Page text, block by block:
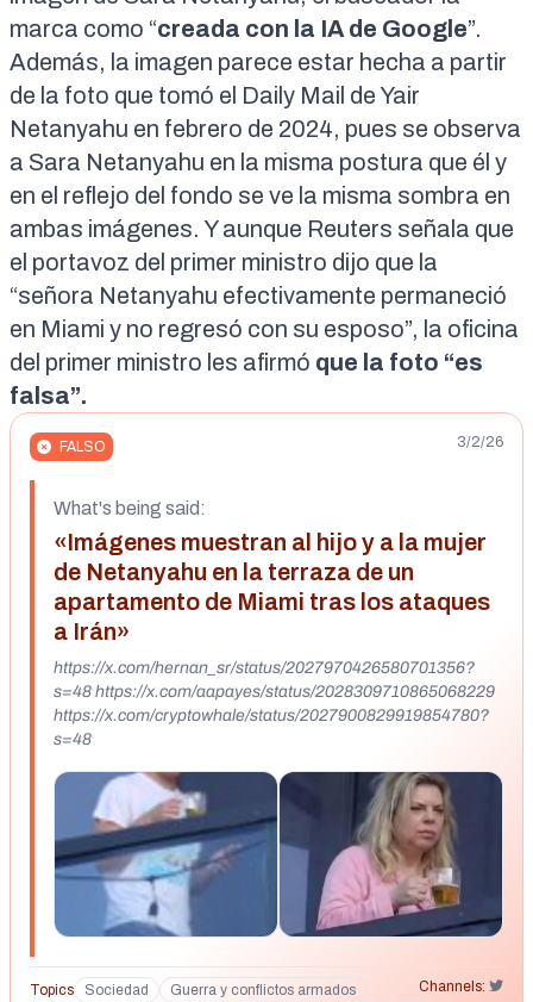
marca como “creada con la IA de Google”.
Además, la imagen parece estar hecha a partir
de la foto que tomó el Daily Mail de Yair
Netanyahu en febrero de 2024, pues se observa
a Sara Netanyahu en la misma postura que él y
en el reflejo del fondo se ve la misma sombra en
ambas imágenes. Y aunque Reuters señala que
el portavoz del primer ministro dijo que la
“señora Netanyahu efectivamente permaneció
en Miami y no regresó con su esposo”, la oficina
del primer ministro les afirmó que la foto “es
falsa”.
FALSO 3/2/26
What's being said:
«Imágenes muestran al hijo y a la mujer
de Netanyahu en la terraza de un
apartamento de Miami tras los ataques
a Irán»
https://x.com/hernan_sr/status/2027970426580701356?
s=48 https://x.com/aapayes/status/2028309710865068229
https://x.com/cryptowhale/status/2027900829919854780?
s=48
Topics Sociedad Guerra y conflictos armados
Channels: